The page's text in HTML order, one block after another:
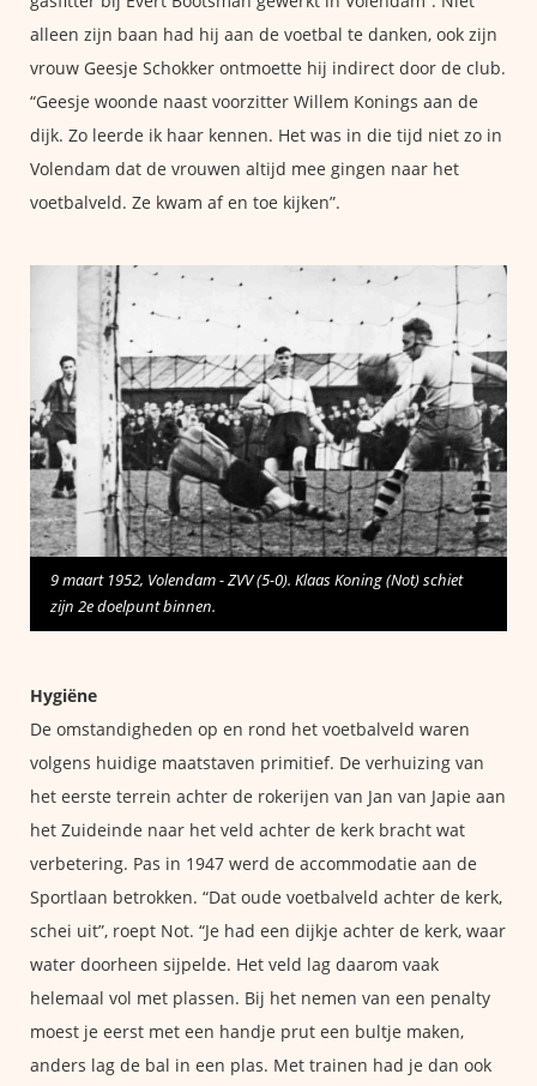
alleen zijn baan had hij aan de voetbal te danken, ook zijn
vrouw Geesje Schokker ontmoette hij indirect door de club.
“Geesje woonde naast voorzitter Willem Konings aan de
dijk. Zo leerde ik haar kennen. Het was in die tijd niet zo in
Volendam dat de vrouwen altijd mee gingen naar het
voetbalveld. Ze kwam af en toe kijken”.
9 maart 1952, Volendam - ZVV (5-0). Klaas Koning (Not) schiet
zijn 2e doelpunt binnen.
Hygiëne
De omstandigheden op en rond het voetbalveld waren
volgens huidige maatstaven primitief. De verhuizing van
het eerste terrein achter de rokerijen van Jan van Japie aan
het Zuideinde naar het veld achter de kerk bracht wat
verbetering. Pas in 1947 werd de accommodatie aan de
Sportlaan betrokken. “Dat oude voetbalveld achter de kerk,
schei uit”, roept Not. “Je had een dijkje achter de kerk, waar
water doorheen sijpelde. Het veld lag daarom vaak
helemaal vol met plassen. Bij het nemen van een penalty
moest je eerst met een handje prut een bultje maken,
anders lag de bal in een plas. Met trainen had je dan ook